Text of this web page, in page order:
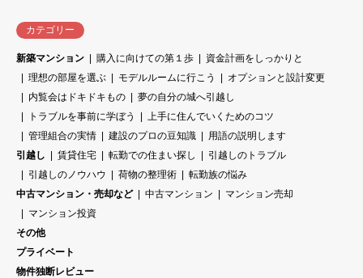
カテゴリー
新築マンション 購入に向けての第１歩
資金計画をしっかりと
理想の部屋を選ぶ
モデルルームに行こう
オプションと設計変更
内覧会はドキドキもの
夢の自分の城へ引越し
トラブルを事前に学ぼう
上手に住んでいくためのコツ
管理組合の実情
建設のプロの豆知識
用語の説明します
引越し
賃貸住宅 転勤での住まい探し
引越しのトラブル
引越しのノウハウ
荷物の整理術
転勤族の悩み
中古マンション・売却など
中古マンション
マンション売却
マンション投資
その他
プライベート
物件独断レビュー